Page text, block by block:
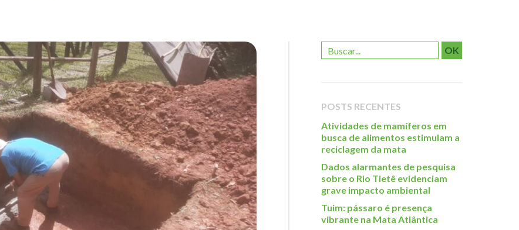
OK
POSTS RECENTES
Atividades de mamíferos em
busca de alimentos estimulam a
reciclagem da mata
Dados alarmantes de pesquisa
sobre o Rio Tietê evidenciam
grave impacto ambiental
Tuim: pássaro é presença
vibrante na Mata Atlântica